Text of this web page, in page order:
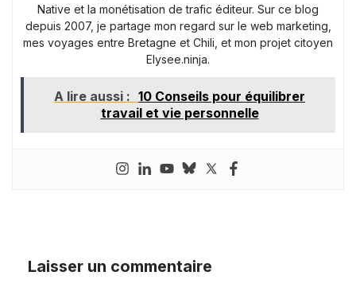
Native et la monétisation de trafic éditeur. Sur ce blog
depuis 2007, je partage mon regard sur le web marketing,
mes voyages entre Bretagne et Chili, et mon projet citoyen
Elysee.ninja.
A lire aussi : 10 Conseils pour équilibrer
travail et vie personnelle
Laisser un commentaire